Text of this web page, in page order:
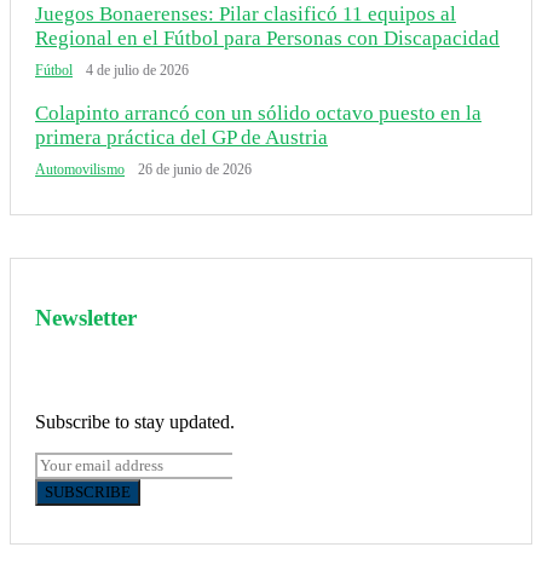
Juegos Bonaerenses: Pilar clasificó 11 equipos al
Regional en el Fútbol para Personas con Discapacidad
Fútbol 4 de julio de 2026
Colapinto arrancó con un sólido octavo puesto en la
primera práctica del GP de Austria
Automovilismo 26 de junio de 2026
Newsletter
Subscribe to stay updated.
SUBSCRIBE